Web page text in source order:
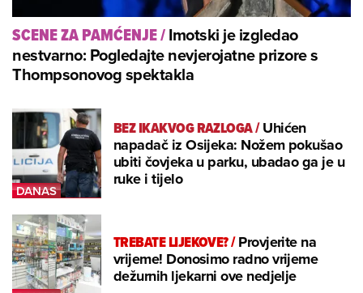
SCENE ZA PAMĆENJE/Imotski je izgledao
nestvarno: Pogledajte nevjerojatne prizore s
Thompsonovog spektakla
BEZ IKAKVOG RAZLOGA/Uhićen
napadač iz Osijeka: Nožem pokušao
ubiti čovjeka u parku, ubadao ga je u
ruke i tijelo
TREBATE LIJEKOVE?/Provjerite na
vrijeme! Donosimo radno vrijeme
dežurnih ljekarni ove nedjelje